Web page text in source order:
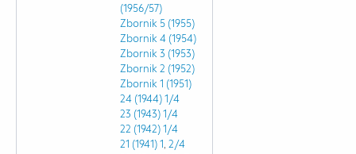
(1956/57)
Zbornik 5 (1955)
Zbornik 4 (1954)
Zbornik 3 (1953)
Zbornik 2 (1952)
Zbornik 1 (1951)
24 (1944)1/4
23 (1943)1/4
22 (1942)1/4
21 (1941)1, 2/4